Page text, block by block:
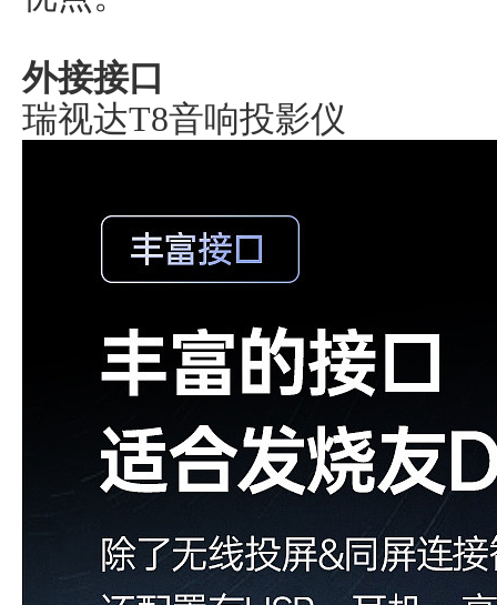
外接接口
瑞视达T8音响投影仪